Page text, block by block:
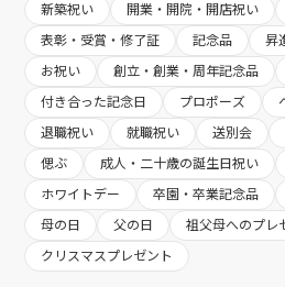
新築祝い
開業・開院・開店祝い
表彰・受賞・修了証
記念品
昇
お祝い
創立・創業・周年記念品
付き合った記念日
プロポーズ
退職祝い
就職祝い 送別会
偲ぶ
成人・二十歳の誕生日祝い
ホワイトデー
卒園・卒業記念品
母の日
父の日
祖父母へのプレ
クリスマスプレゼント